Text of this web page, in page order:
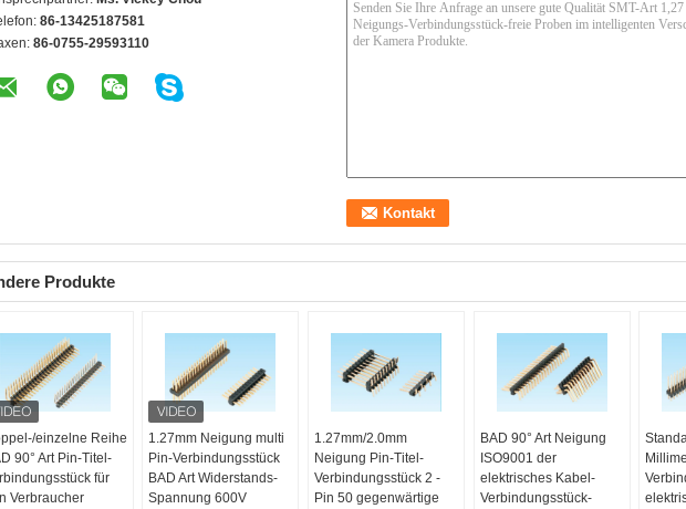
86-13425187581
86-0755-29593110
Produkte
einzelne Reihe
90° Art Pin-Titel-
für
Verbraucher
1.27mm Neigung multi
Pin-Verbindungsstück
BAD Art Widerstands-
Spannung 600V
1.27mm/2.0mm
Neigung Pin-Titel-
Verbindungsstück 2 -
Pin 50 gegenwärtige
BAD 90° Art Neigung
ISO9001 der
elektrisches Kabel-
Verbindungsstück-